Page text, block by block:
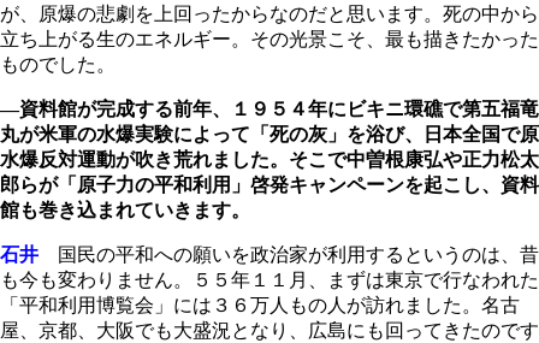
が、原爆の悲劇を上回ったからなのだと思います。死の中から
立ち上がる生のエネルギー。その光景こそ、最も描きたかった
ものでした。
―資料館が完成する前年、１９５４年にビキニ環礁で第五福竜
丸が米軍の水爆実験によって「死の灰」を浴び、日本全国で原
水爆反対運動が吹き荒れました。そこで中曽根康弘や正力松太
郎らが「原子力の平和利用」啓発キャンペーンを起こし、資料
館も巻き込まれていきます。
石井 国民の平和への願いを政治家が利用するというのは、昔
も今も変わりません。５５年１１月、まずは東京で行なわれた
「平和利用博覧会」には３６万人もの人が訪れました。名古
屋、京都、大阪でも大盛況となり、広島にも回ってきたのです